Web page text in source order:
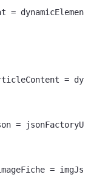
=
=
=
<#assign imageFiche =